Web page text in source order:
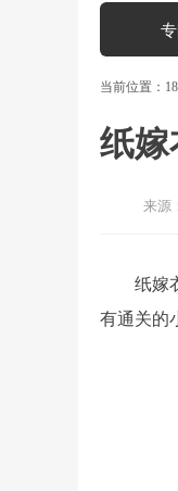
当前位置：
纸嫁
来源：
纸嫁
有通关的